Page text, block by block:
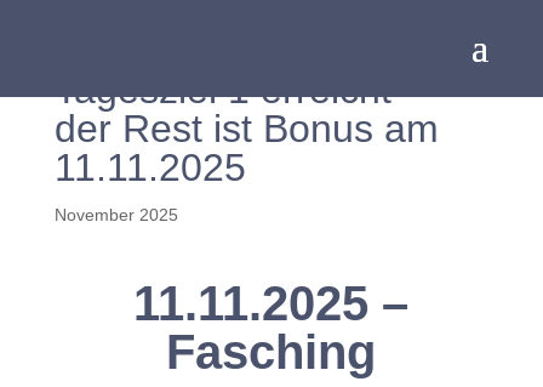
Tagesziel 1 erreicht –
der Rest ist Bonus am
11.11.2025
November 2025
11.11.2025 –
Fasching